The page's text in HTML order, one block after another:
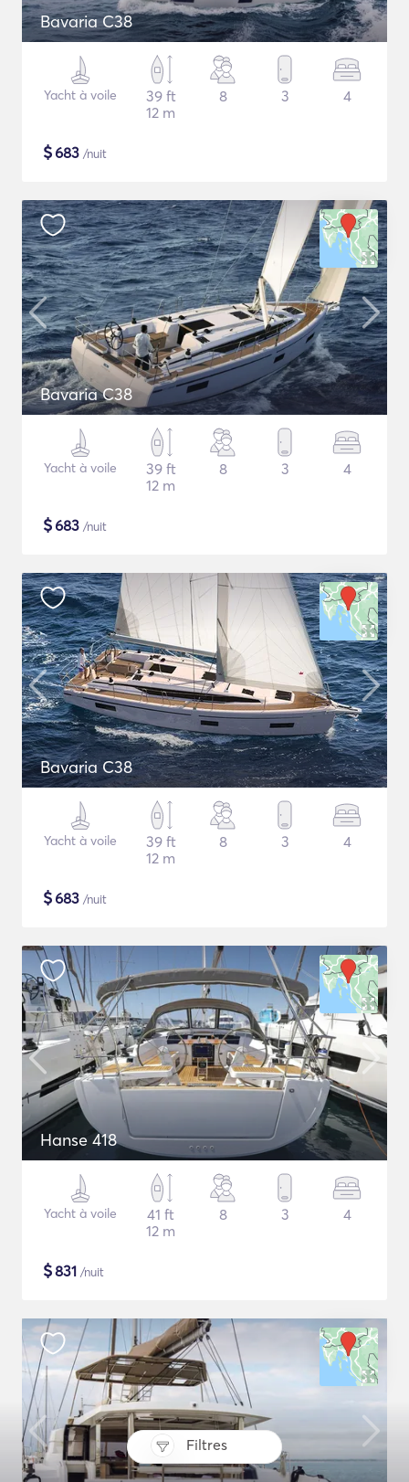
Filtres
Bavaria C38
Yacht à voile
39 ft
12 m
8 3 4
$683 /nuit
Bavaria C38
Yacht à voile
39 ft
12 m
8 3 4
$683 /nuit
Bavaria C38
Yacht à voile
39 ft
12 m
8 3 4
$683 /nuit
Hanse 418
Yacht à voile
41 ft
12 m
8 3 4
$831 /nuit